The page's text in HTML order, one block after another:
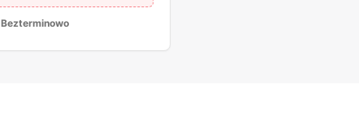
Bezterminowo